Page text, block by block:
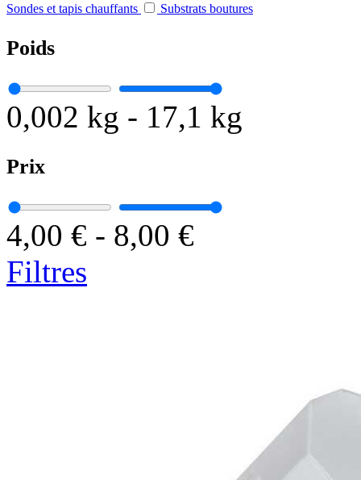
Sondes et tapis chauffants
Substrats boutures
Poids
0,002 kg - 17,1 kg
Prix
4,00 € - 8,00 €
Filtres